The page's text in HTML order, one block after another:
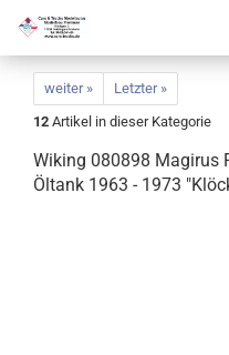
weiter »
Letzter »
12 Artikel in dieser Kategorie
Wiking 080898 Magirus
Öltank 1963 - 1973